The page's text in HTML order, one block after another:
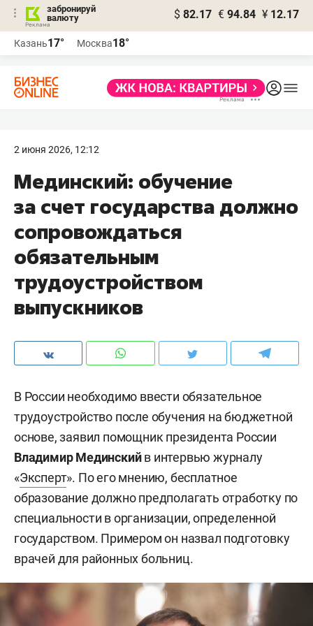
забронируй
валюту
$ 82.17 € 94.84 ¥ 12.17
Казань17° Москва18°
2 июня 2026, 12:12
Мединский: обучение
за счет государства должно
сопровождаться
обязательным
трудоустройством
выпускников
В России необходимо ввести обязательное
трудоустройство после обучения на бюджетной
основе, заявил помощник президента России
Владимир Мединскийв интервью журналу
«Эксперт». По его мнению, бесплатное
образование должно предполагать отработку по
специальности в организации, определенной
государством. Примером он назвал подготовку
врачей для районных больниц.